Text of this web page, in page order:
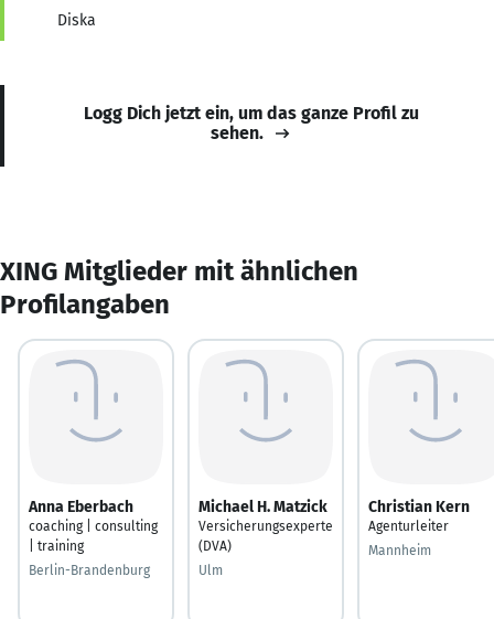
Diska
Logg Dich jetzt ein, um das ganze Profil zu
sehen.
XING Mitglieder mit ähnlichen
Profilangaben
Anna Eberbach
coaching | consulting
| training
Berlin-Brandenburg
Michael H. Matzick
Versicherungsexperte
(DVA)
Ulm
Christian Kern
Agenturleiter
Mannheim